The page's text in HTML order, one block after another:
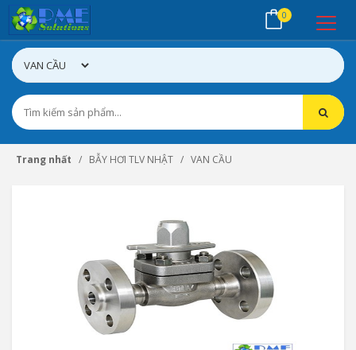
0
Trang nhất BẪY HƠI TLV NHẬT VAN CẦU